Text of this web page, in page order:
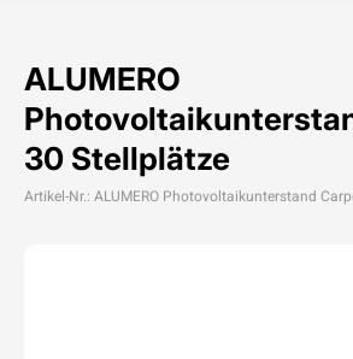
ALUMERO
30 Stellplätze
Artikel-Nr.: ALUMERO Photovoltaikunterstand